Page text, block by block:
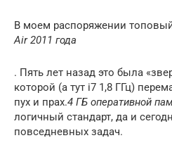
В моем распоряжении
Air 2011 года
. Пять лет назад это была
которой (а тут i7 1,8 ГГц)
пух и прах.4 ГБ оперативной
логичный стандарт, да и
повседневных задач.